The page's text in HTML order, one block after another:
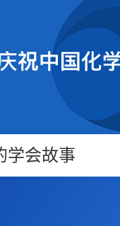
学会故事